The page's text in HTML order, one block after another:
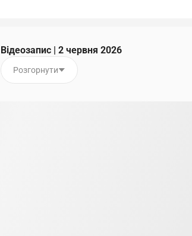
Відеозапис | 2 червня 2026
Розгорнути